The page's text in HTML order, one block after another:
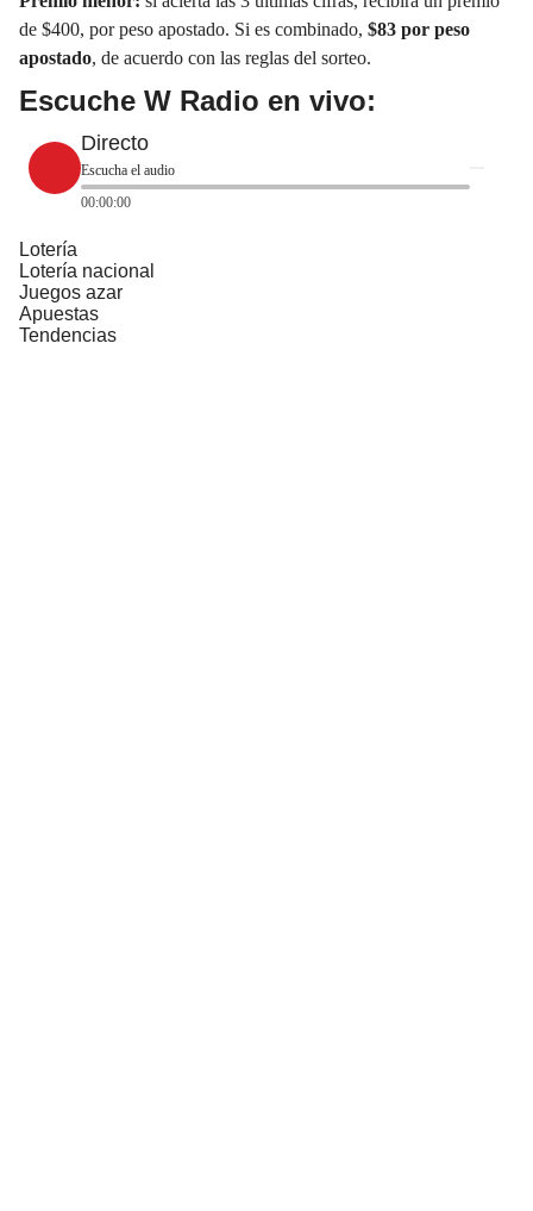
de $400, por peso apostado. Si es combinado, $83 por peso
apostado, de acuerdo con las reglas del sorteo.
Escuche W Radio en vivo:
Directo
Escucha el audio
00:00:00
Lotería
Lotería nacional
Juegos azar
Apuestas
Tendencias